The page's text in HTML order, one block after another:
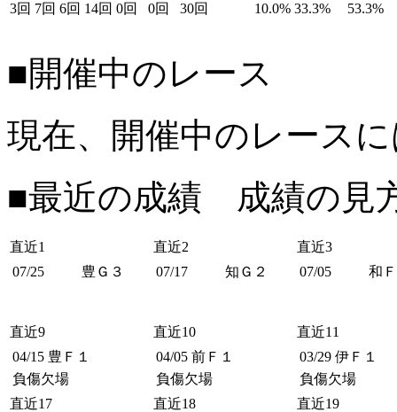
3回 7回 6回 14回 0回 0回 30回 10.0% 33.3% 53.3%
■開催中のレース
現在、開催中のレース
■最近の成績 成績の見
直近1 直近2
直近3
07/25
豊Ｇ３ 07/17 知Ｇ２ 07/05 和
直近9 直近10
直近11
04/15 豊Ｆ１
負傷欠場
04/05 前Ｆ１
負傷欠場
03/29 伊Ｆ１
負傷欠場
直近17
直近18
直近19